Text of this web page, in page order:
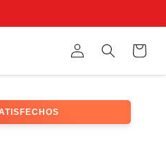
Iniciar
sesión
Búsqueda Carrito